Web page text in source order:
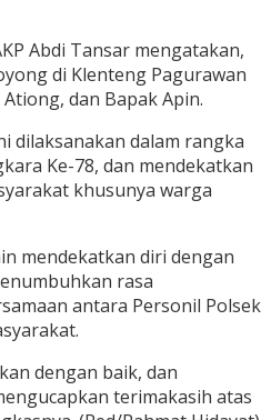
Abdi Tansar mengatakan,
di Klenteng Pagurawan
dan Bapak Apin.
dilaksanakan dalam rangka
Ke-78, dan mendekatkan
khusunya warga
mendekatkan diri dengan
rasa
antara Personil Polsek
dengan baik, dan
terimakasih atas